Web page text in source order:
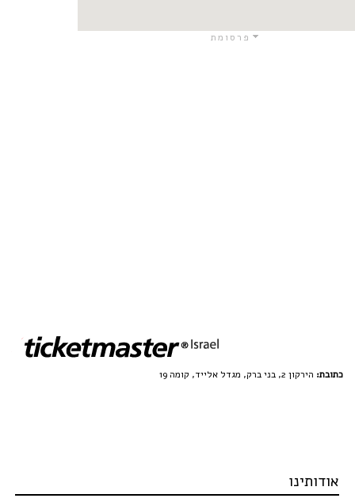
פרסומת
כתובת: הירקון 2, בני ברק, מגדל אלייד, קומה 19
אודותינו